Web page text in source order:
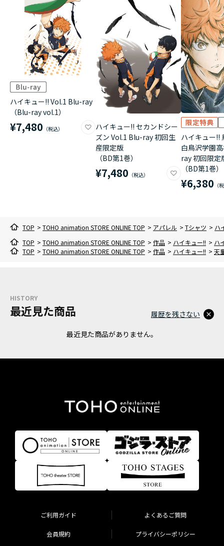
ハイキュー!! Vol.1 Blu-ray
（Blu-ray vol.1）
¥7,480
ハイキュー!! セカンドシー
ズン Vol.1 Blu-ray 初回生
産限定版
（BD第1巻）
¥7,480
ハイキュー!!
白鳥沢学園
ray 初回限定
（BD第1巻）
¥6,380
TOP > TOHO animation STORE ONLINE TOP > アパレル > Tシャツ > ハ
TOP > TOHO animation STORE ONLINE TOP > 作品 > ハイキュー!! > ハ
TOP > TOHO animation STORE ONLINE TOP > 作品 > ハイキュー!! > 天
HISTORY
最近見た商品
最近見た商品がありません。
履歴を残さない
ご利用ガイド よくあるご質問
会員規約 プライバシーポリシー